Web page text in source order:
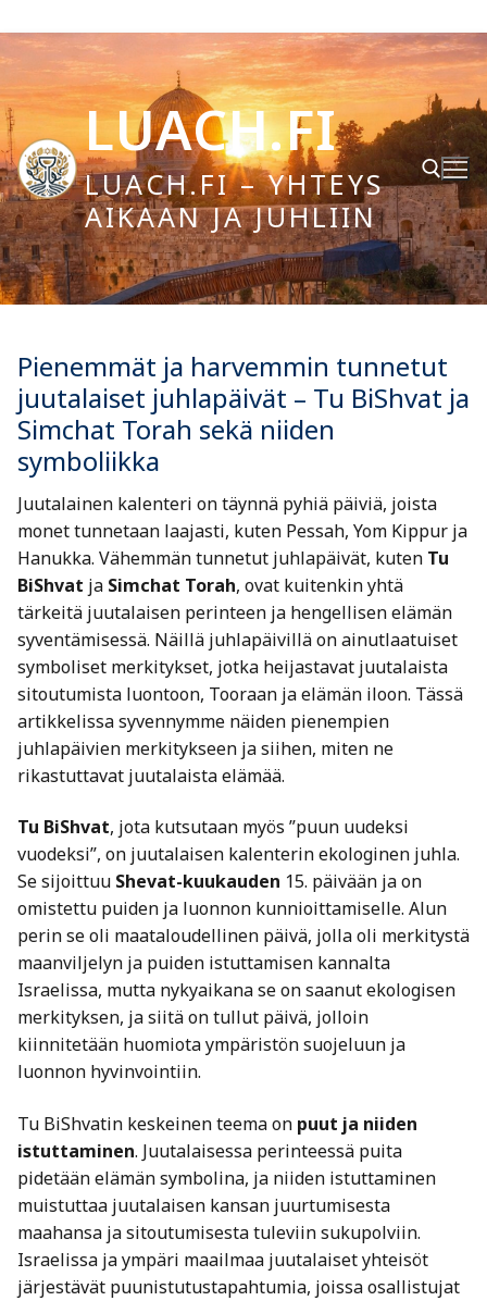
Hyppää
sisältöön
LUACH.FI
LUACH.FI – YHTEYS
AIKAAN JA JUHLIIN
Hae:
Pienemmät ja harvemmin tunnetut
juutalaiset juhlapäivät – Tu BiShvat ja
Simchat Torah sekä niiden
symboliikka
Juutalainen kalenteri on täynnä pyhiä päiviä, joista
monet tunnetaan laajasti, kuten Pessah, Yom Kippur ja
Hanukka. Vähemmän tunnetut juhlapäivät, kuten Tu
BiShvat ja Simchat Torah, ovat kuitenkin yhtä
tärkeitä juutalaisen perinteen ja hengellisen elämän
syventämisessä. Näillä juhlapäivillä on ainutlaatuiset
symboliset merkitykset, jotka heijastavat juutalaista
sitoutumista luontoon, Tooraan ja elämän iloon. Tässä
artikkelissa syvennymme näiden pienempien
juhlapäivien merkitykseen ja siihen, miten ne
rikastuttavat juutalaista elämää.
Tu BiShvat, jota kutsutaan myös ”puun uudeksi
vuodeksi”, on juutalaisen kalenterin ekologinen juhla.
Se sijoittuu Shevat-kuukauden 15. päivään ja on
omistettu puiden ja luonnon kunnioittamiselle. Alun
perin se oli maataloudellinen päivä, jolla oli merkitystä
maanviljelyn ja puiden istuttamisen kannalta
Israelissa, mutta nykyaikana se on saanut ekologisen
merkityksen, ja siitä on tullut päivä, jolloin
kiinnitetään huomiota ympäristön suojeluun ja
luonnon hyvinvointiin.
Tu BiShvatin keskeinen teema on puut ja niiden
istuttaminen. Juutalaisessa perinteessä puita
pidetään elämän symbolina, ja niiden istuttaminen
muistuttaa juutalaisen kansan juurtumisesta
maahansa ja sitoutumisesta tuleviin sukupolviin.
Israelissa ja ympäri maailmaa juutalaiset yhteisöt
järjestävät puunistutustapahtumia, joissa osallistujat